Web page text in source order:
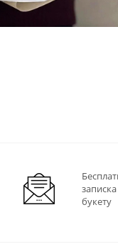
букету